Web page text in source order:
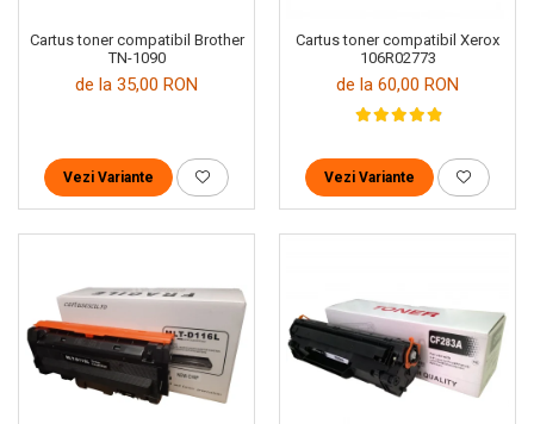
Cartus toner compatibil Brother
TN-1090
de la 35,00 RON
Vezi Variante
Cartus toner compatibil Xerox
106R02773
de la 60,00 RON
Vezi Variante